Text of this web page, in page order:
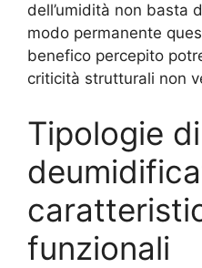
dell’umidità non basta
modo permanente
benefico percepito
criticità strutturali non
Tipologie di
funzionali